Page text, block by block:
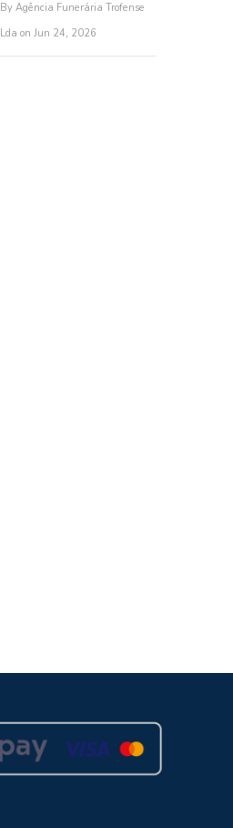
By Agência Funerária Trofense
Lda on Jun 24, 2026